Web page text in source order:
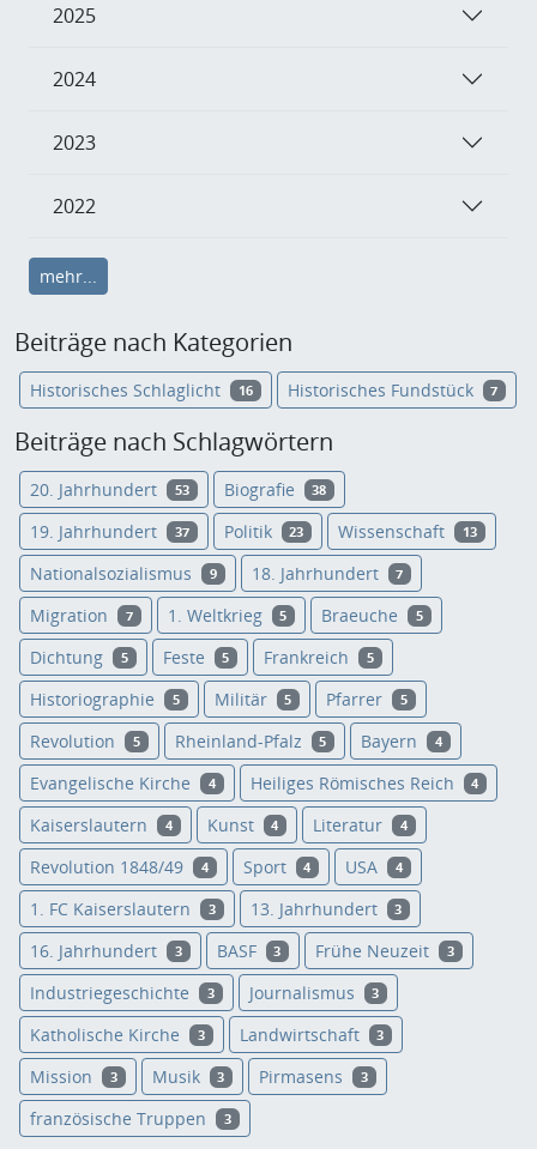
2025
2024
2023
2022
mehr...
Beiträge nach Kategorien
Historisches Schlaglicht 16 Historisches Fundstück 7
Beiträge nach Schlagwörtern
20. Jahrhundert 53 Biografie 38
19. Jahrhundert 37 Politik 23 Wissenschaft 13
Nationalsozialismus 9 18. Jahrhundert 7
Migration 7 1. Weltkrieg 5 Braeuche 5
Dichtung 5 Feste 5 Frankreich 5
Historiographie 5 Militär 5 Pfarrer 5
Revolution 5 Rheinland-Pfalz 5 Bayern 4
Evangelische Kirche 4 Heiliges Römisches Reich 4
Kaiserslautern 4 Kunst 4 Literatur 4
Revolution 1848/49 4 Sport 4 USA 4
1. FC Kaiserslautern 3 13. Jahrhundert 3
16. Jahrhundert 3 BASF 3 Frühe Neuzeit 3
Industriegeschichte 3 Journalismus 3
Katholische Kirche 3 Landwirtschaft 3
Mission 3 Musik 3 Pirmasens 3
französische Truppen 3